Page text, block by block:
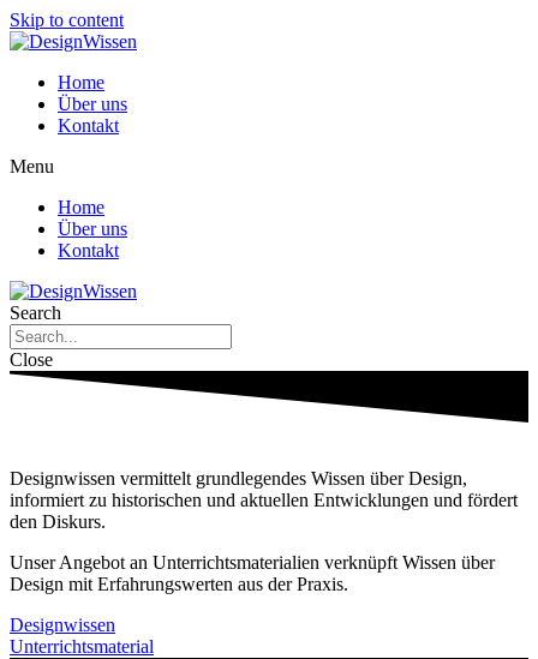
Skip to content
Home
Über uns
Kontakt
Menu
Home
Über uns
Kontakt
Search
Close
Designwissen vermittelt grundlegendes Wissen über Design,
informiert zu historischen und aktuellen Entwicklungen und fördert
den Diskurs.
Unser Angebot an Unterrichtsmaterialien verknüpft Wissen über
Design mit Erfahrungswerten aus der Praxis.
Designwissen
Unterrichtsmaterial